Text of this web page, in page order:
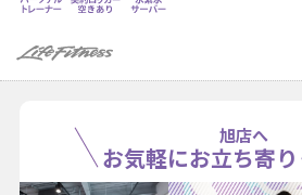
旭店へ
お気軽にお立ち寄